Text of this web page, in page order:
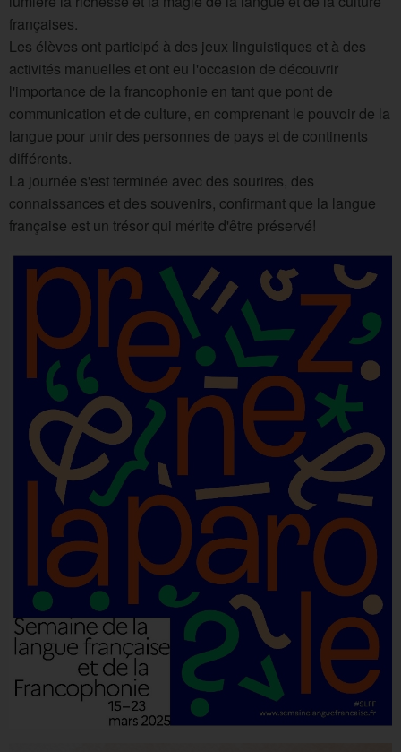
françaises.
Les élèves ont participé à des jeux linguistiques et à des
activités manuelles et ont eu l'occasion de découvrir
l'importance de la francophonie en tant que pont de
communication et de culture, en comprenant le pouvoir de la
langue pour unir des personnes de pays et de continents
différents.
La journée s'est terminée avec des sourires, des
connaissances et des souvenirs, confirmant que la langue
française est un trésor qui mérite d'être préservé!